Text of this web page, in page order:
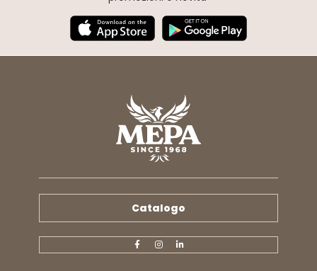
Catalogo